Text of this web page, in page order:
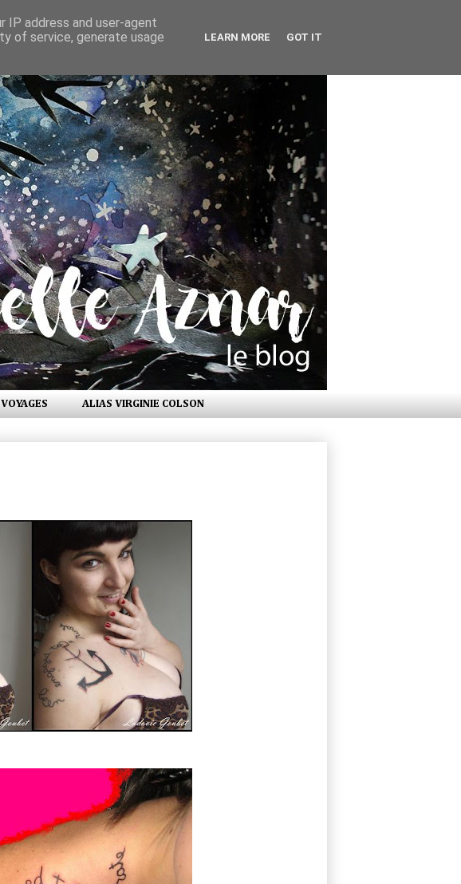
VOYAGES ALIAS VIRGINIE COLSON
IP address and user-agent
of service, generate usage
LEARN MORE GOT IT